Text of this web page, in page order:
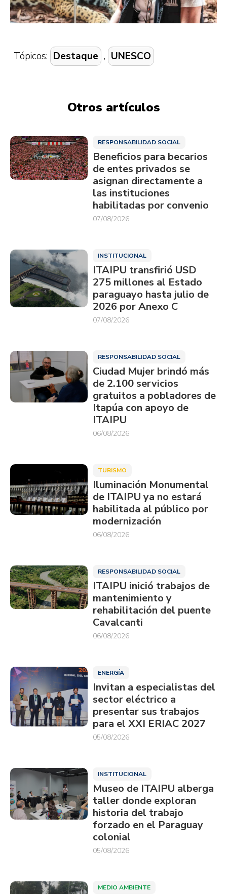
Tópicos: Destaque , UNESCO
Otros artículos
RESPONSABILIDAD SOCIAL
Beneficios para becarios
de entes privados se
asignan directamente a
las instituciones
habilitadas por convenio
07/08/2026
INSTITUCIONAL
ITAIPU transfirió USD
275 millones al Estado
paraguayo hasta julio de
2026 por Anexo C
07/08/2026
RESPONSABILIDAD SOCIAL
Ciudad Mujer brindó más
de 2.100 servicios
gratuitos a pobladores de
Itapúa con apoyo de
ITAIPU
06/08/2026
TURISMO
Iluminación Monumental
de ITAIPU ya no estará
habilitada al público por
modernización
06/08/2026
RESPONSABILIDAD SOCIAL
ITAIPU inició trabajos de
mantenimiento y
rehabilitación del puente
Cavalcanti
06/08/2026
ENERGÍA
Invitan a especialistas del
sector eléctrico a
presentar sus trabajos
para el XXI ERIAC 2027
05/08/2026
INSTITUCIONAL
Museo de ITAIPU alberga
taller donde exploran
historia del trabajo
forzado en el Paraguay
colonial
05/08/2026
MEDIO AMBIENTE